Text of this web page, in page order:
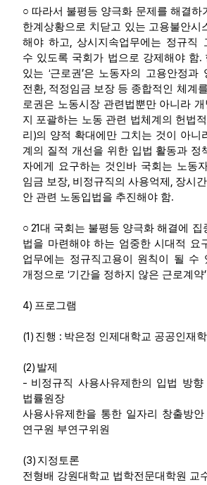
○ 따라서 불평등 양극화 문제를 해결하
한계상황으로 치닫고 있는 고용불안시
해야 하고,상시지속업무에는 정규직
수 있도록 국회가 법으로 강제해야 함.
있는 ‘근로권’은 노동자의 고용안정과
전환, 적정임금 보장 등 종합적인 체계
로권은 노동시장 관련법뿐만 아니라
지 포괄하는 노동 관련 법체계의 헌법
리 )의 양적 확대에만 그치는 것이 아니
계의 질적 개선을 위한 입법 활동과 정
자에게 요구하는 것인바 국회는 노동
임금 보장, 비정규직의 사용억제 , 장시
안 관련 노동입법을 추진해야 함.
○21대 국회는 불평등 양극화 해결에 집
법을 마련해야 하는 엄중한 시대적 요
업무에는 정규직고용이 원칙이 될 수
개정으로 ‘기간을 정하지 않은 근로계약’
4) 프로그램
(1) 진행 : 박은정 인제대학교 공공인재
(2) 발제
- 비정규직 사용사유제한의 입법 방향
법률원장
사용사유제한을 통한 일자리 창출방안
연구원 부연구위원
(3) 지정토론
전형배 강원대학교 법학전문대학원 교